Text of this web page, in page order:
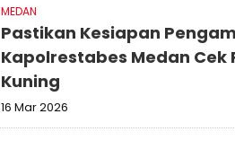
MEDAN
Pastikan Kesiapan
Kapolrestabes Medan Cek
Kuning
16 Mar 2026